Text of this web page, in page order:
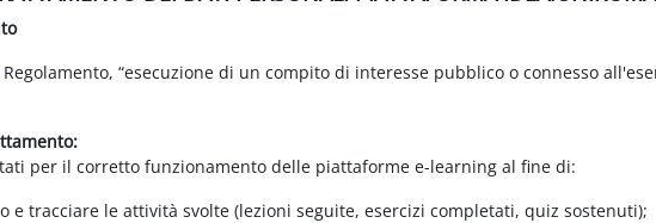
“esecuzione di un compito di interesse pubblico o connesso
per il corretto funzionamento delle piattaforme e-learning al fine di:
e tracciare le attività svolte (lezioni seguite, esercizi completati, quiz sostenuti);